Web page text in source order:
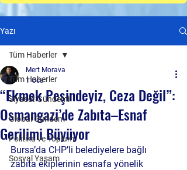
Yazı
Tüm Haberler
Siyaset Gündemi
Global Gündem
Politika ve Toplum
Sosyal Yaşam
Tüm Haberler
“Ekmek Peşindeyiz, Ceza Değil”:
Osmangazi’de Zabıta–Esnaf
Gerilimi Büyüyor
Mert Morava
1 Oca
Bursa’da CHP’li belediyelere bağlı
zabıta ekiplerinin esnafa yönelik